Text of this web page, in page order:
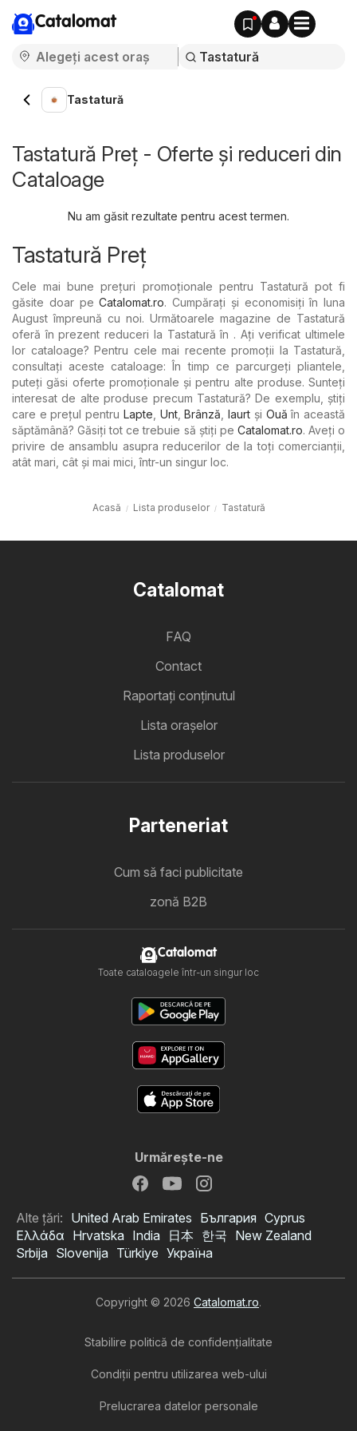
Catalomat
Tastatură
Tastatură Preț - Oferte și reduceri din
Cataloage
Nu am găsit rezultate pentru acest termen.
Tastatură Preț
Cele mai bune prețuri promoționale pentru Tastatură pot fi
găsite doar peCatalomat.ro. Cumpărați și economisiți în luna
August împreună cu noi. Următoarele magazine de Tastatură
oferă în prezent reduceri la Tastatură în . Ați verificat ultimele
lor cataloage? Pentru cele mai recente promoții la Tastatură,
consultați aceste cataloage: În timp ce parcurgeți pliantele,
puteți găsi oferte promoționale și pentru alte produse. Sunteți
interesat de alte produse precum Tastatură? De exemplu, știți
care e prețul pentru Lapte Unt,Brânză ,Iaurt şi Ouă în această
săptămână? Găsiți tot ce trebuie să știți pe Catalomat.ro. Aveți o
privire de ansamblu asupra reducerilor de la toți comercianții,
atât mari, cât și mai mici, într-un singur loc.
Acasă Lista produselor Tastatură
Catalomat
FAQ
Contact
Raportați conținutul
Lista oraşelor
Lista produselor
Parteneriat
Cum să faci publicitate
zonă B2B
Catalomat
Toate cataloagele într-un singur loc
Urmăreşte-ne
Alte țări: United Arab Emirates България Cyprus
Ελλάδα Hrvatska India 日本 한국 New Zealand
Srbija Slovenija Türkiye Україна
Copyright © 2026 Catalomat.ro.
Stabilire politică de confidenţialitate
Condiţii pentru utilizarea web-ului
Prelucrarea datelor personale